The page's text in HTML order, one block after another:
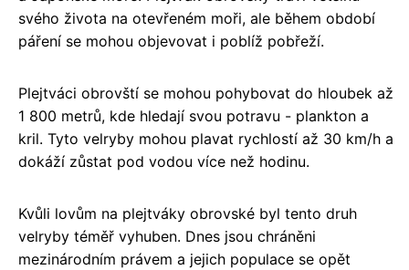
svého života na otevřeném moři, ale během období
páření se mohou objevovat i poblíž pobřeží.
Plejtváci obrovští se mohou pohybovat do hloubek až
1 800 metrů, kde hledají svou potravu - plankton a
kril. Tyto velryby mohou plavat rychlostí až 30 km/h a
dokáží zůstat pod vodou více než hodinu.
Kvůli lovům na plejtváky obrovské byl tento druh
velryby téměř vyhuben. Dnes jsou chráněni
mezinárodním právem a jejich populace se opět